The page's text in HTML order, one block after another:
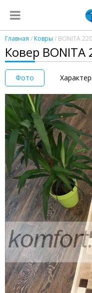
Главная /Ковры / BONITA
Ковер BONITA
Фото